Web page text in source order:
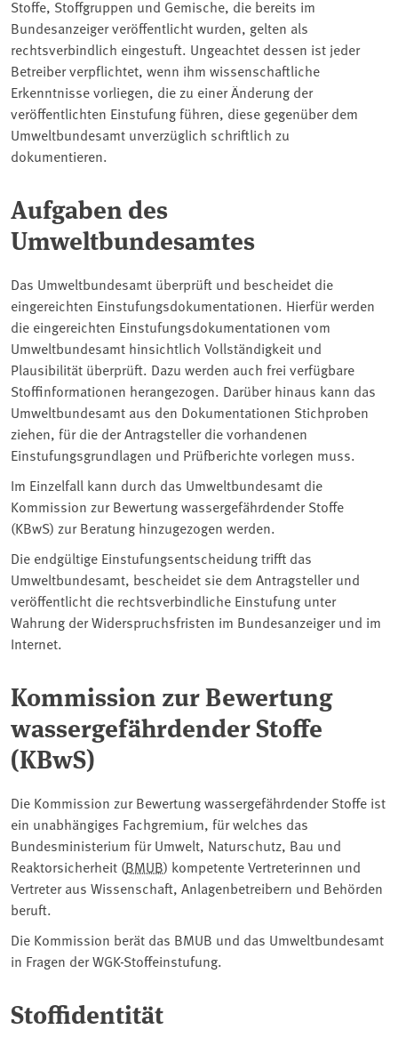
Stoffe, Stoffgruppen und Gemische, die bereits im
Bundesanzeiger veröffentlicht wurden, gelten als
rechtsverbindlich eingestuft. Ungeachtet dessen ist jeder
Betreiber verpflichtet, wenn ihm wissenschaftliche
Erkenntnisse vorliegen, die zu einer Änderung der
veröffentlichten Einstufung führen, diese gegenüber dem
Umweltbundesamt unverzüglich schriftlich zu
dokumentieren.
Aufgaben des
Umweltbundesamtes
Das Umweltbundesamt überprüft und bescheidet die
eingereichten Einstufungsdokumentationen. Hierfür werden
die eingereichten Einstufungsdokumentationen vom
Umweltbundesamt hinsichtlich Vollständigkeit und
Plausibilität überprüft. Dazu werden auch frei verfügbare
Stoffinformationen herangezogen. Darüber hinaus kann das
Umweltbundesamt aus den Dokumentationen Stichproben
ziehen, für die der Antragsteller die vorhandenen
Einstufungsgrundlagen und Prüfberichte vorlegen muss.
Im Einzelfall kann durch das Umweltbundesamt die
Kommission zur Bewertung wassergefährdender Stoffe
(KBwS) zur Beratung hinzugezogen werden.
Die endgültige Einstufungsentscheidung trifft das
Umweltbundesamt, bescheidet sie dem Antragsteller und
veröffentlicht die rechtsverbindliche Einstufung unter
Wahrung der Widerspruchsfristen im Bundesanzeiger und im
Internet.
Kommission zur Bewertung
wassergefährdender Stoffe
(KBwS)
Die Kommission zur Bewertung wassergefährdender Stoffe ist
ein unabhängiges Fachgremium, für welches das
Bundesministerium für Umwelt, Naturschutz, Bau und
Reaktorsicherheit (BMUB) kompetente Vertreterinnen und
Vertreter aus Wissenschaft, Anlagenbetreibern und Behörden
beruft.
Die Kommission berät das BMUB und das Umweltbundesamt
in Fragen der WGK-Stoffeinstufung.
Stoffidentität